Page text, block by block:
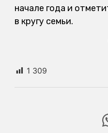
начале года и
в кругу семьи.
1 309